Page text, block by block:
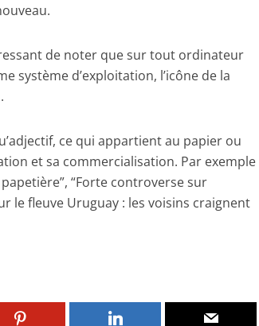
de noter que sur tout ordinateur
système d’exploitation, l’icône de la
ce qui appartient au papier ou
et sa commercialisation. Par exemple
“Forte controverse sur
le fleuve Uruguay : les voisins craignent